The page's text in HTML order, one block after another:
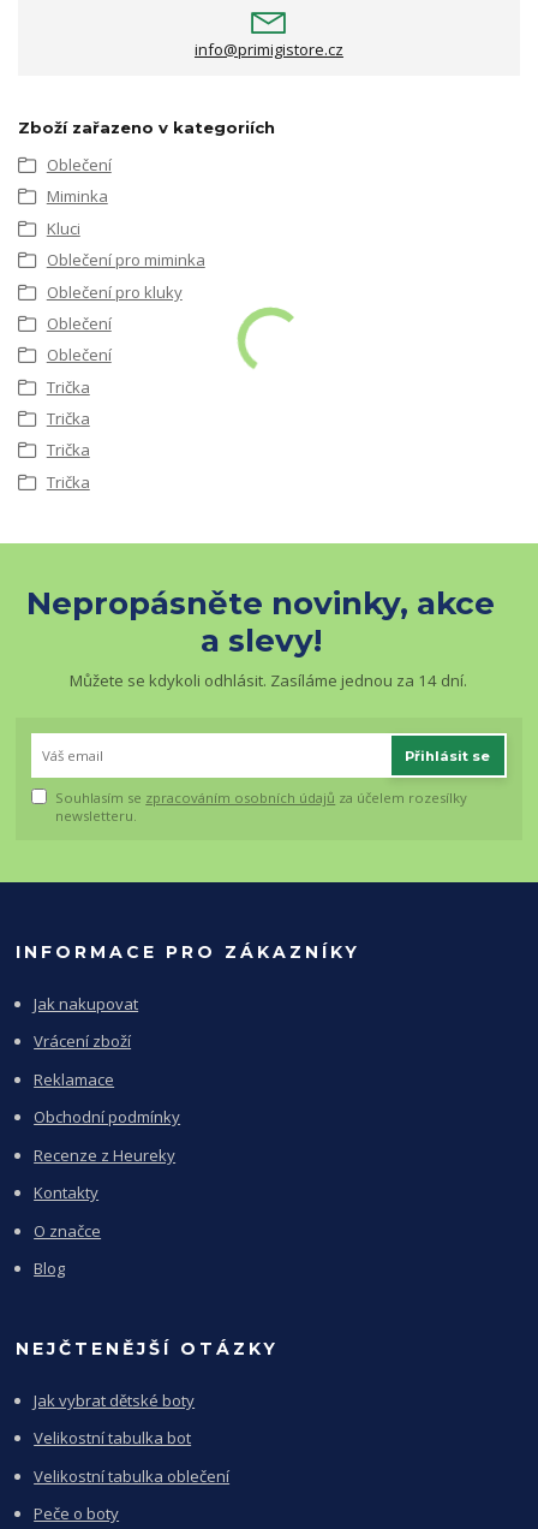
info@primigistore.cz
Zboží zařazeno v kategoriích
Oblečení
Miminka
Kluci
Oblečení pro miminka
Oblečení pro kluky
Oblečení
Oblečení
Trička
Trička
Trička
Trička
Nepropásněte novinky, akce
a slevy!
Můžete se kdykoli odhlásit. Zasíláme jednou za 14 dní.
Přihlásit se
Souhlasím se zpracováním osobních údajů za účelem rozesílky
newsletteru.
INFORMACE PRO ZÁKAZNÍKY
Jak nakupovat
Vrácení zboží
Reklamace
Obchodní podmínky
Recenze z Heureky
Kontakty
O značce
Blog
NEJČTENĚJŠÍ OTÁZKY
Jak vybrat dětské boty
Velikostní tabulka bot
Velikostní tabulka oblečení
Peče o boty